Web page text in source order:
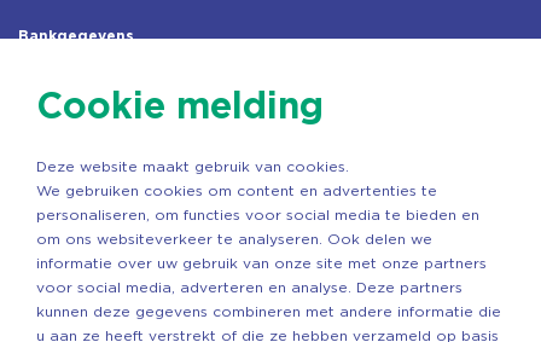
Bankgegevens
Rek.nr: NL85RABO0127579230
Copyright ©2026 Vechtgenoten
Cookie melding
Deze website maakt gebruik van cookies.
We gebruiken cookies om content en advertenties te
personaliseren, om functies voor social media te bieden en
om ons websiteverkeer te analyseren. Ook delen we
informatie over uw gebruik van onze site met onze partners
voor social media, adverteren en analyse. Deze partners
kunnen deze gegevens combineren met andere informatie die
u aan ze heeft verstrekt of die ze hebben verzameld op basis